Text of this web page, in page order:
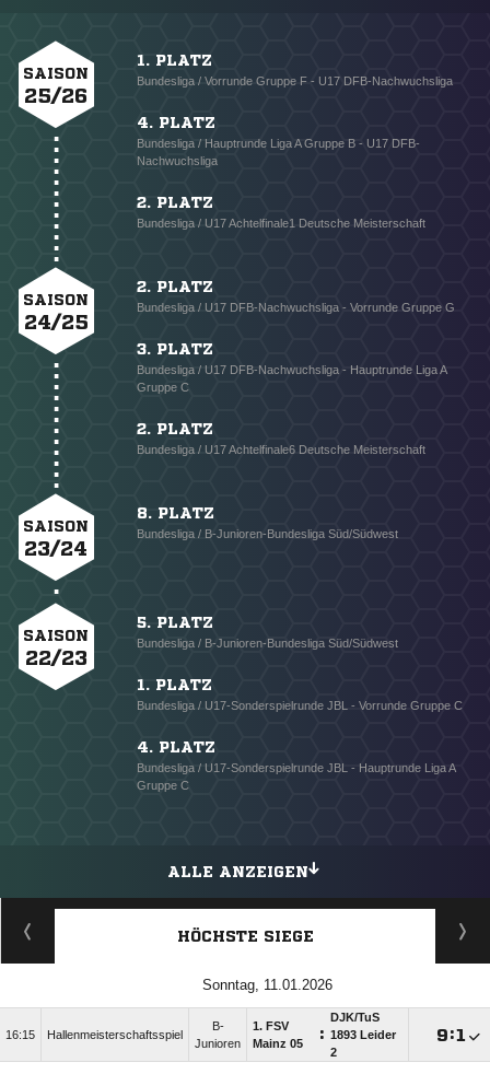
SAISON
25/26
1. PLATZ
Bundesliga / Vorrunde Gruppe F - U17 DFB-Nachwuchsliga
4. PLATZ
Bundesliga / Hauptrunde Liga A Gruppe B - U17 DFB-
Nachwuchsliga
2. PLATZ
Bundesliga / U17 Achtelfinale1 Deutsche Meisterschaft
SAISON
24/25
2. PLATZ
Bundesliga / U17 DFB-Nachwuchsliga - Vorrunde Gruppe G
3. PLATZ
Bundesliga / U17 DFB-Nachwuchsliga - Hauptrunde Liga A
Gruppe C
2. PLATZ
Bundesliga / U17 Achtelfinale6 Deutsche Meisterschaft
SAISON
23/24
8. PLATZ
Bundesliga / B-Junioren-Bundesliga Süd/Südwest
SAISON
22/23
5. PLATZ
Bundesliga / B-Junioren-Bundesliga Süd/Südwest
1. PLATZ
Bundesliga / U17-Sonderspielrunde JBL - Vorrunde Gruppe C
4. PLATZ
Bundesliga / U17-Sonderspielrunde JBL - Hauptrunde Liga A
Gruppe C
ALLE ANZEIGEN
HÖCHSTE SIEGE
Sonntag, 11.01.2026
16:15 Hallenmeisterschaftsspiel
B-
Junioren
1. FSV
Mainz 05
:
DJK/​TuS
1893 Leider
2
: